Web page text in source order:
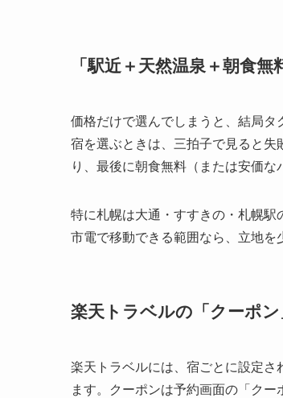
「駅近＋天然温泉＋朝食
価格だけで選んでしまうと、結局
宿を選ぶときは、三拍子で見ると
り、最後に朝食無料（または安価な
特に札幌は大通・すすきの・札幌
市電で移動できる範囲なら、立地を
楽天トラベルの「クーポ
楽天トラベルには、宿ごとに設定
ます。クーポンは予約画面の「ク